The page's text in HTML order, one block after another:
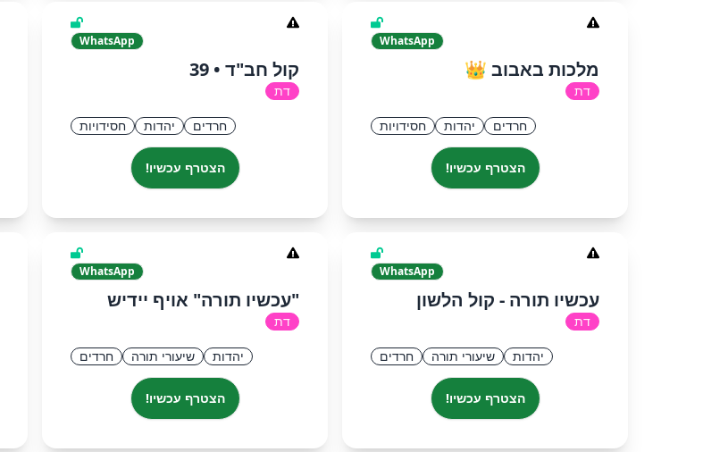
WhatsApp
מלכות באבוב 👑
דת
חרדים יהדות חסידויות
הצטרף עכשיו!
WhatsApp
קול חב"ד • 39
דת
חרדים יהדות חסידויות
הצטרף עכשיו!
WhatsApp
עכשיו תורה - קול הלשון
דת
יהדות שיעורי תורה חרדים
הצטרף עכשיו!
WhatsApp
"עכשיו תורה" אויף יידיש
דת
יהדות שיעורי תורה חרדים
הצטרף עכשיו!